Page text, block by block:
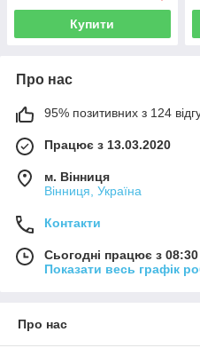
Купити
Про нас
95% позитивних з 124
Працює з 13.03.2020
м. Вінниця
Вінниця, Україна
Контакти
Сьогодні працює з
Показати весь графік
Про нас